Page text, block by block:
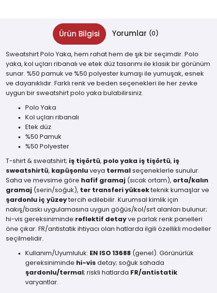
Ürün Bilgisi Yorumlar (0)
Sweatshirt Polo Yaka, hem rahat hem de şık bir seçimdir. Polo
yaka, kol uçları ribanalı ve etek düz tasarımı ile klasik bir görünüm
sunar. %50 pamuk ve %50 polyester kumaşı ile yumuşak, esnek
ve dayanıklıdır. Farklı renk ve beden seçenekleri ile her zevke
uygun bir sweatshirt polo yaka bulabilirsiniz.
Polo Yaka
Kol uçları ribanalı
Etek düz
%50 Pamuk
%50 Polyester
T-shirt & sweatshirt; iş tişörtü, polo yaka iş tişörtü, iş
sweatshirtü, kapüşonlu veya termal seçeneklerle sunulur.
Saha ve mevsime göre hafif gramaj (sıcak ortam), orta/kalın
gramaj (serin/soğuk), ter transferi yüksekteknik kumaşlar ve
şardonlu iç yüzeytercih edilebilir. Kurumsal kimlik için
nakış/baskı uygulamasına uygun göğüs/kol/sırt alanları bulunur;
hi-vis gereksiniminde reflektif detay ve parlak renk panelleri
öne çıkar. FR/antistatik ihtiyacı olan hatlarda ilgili özellikli modeller
seçilmelidir.
Kullanım/Uyumluluk: EN ISO 13688 (genel). Görünürlük
gereksiniminde hi-vis detay; soğuk sahada
şardonlu/termal; riskli hatlarda FR/antistatik
varyantlar.